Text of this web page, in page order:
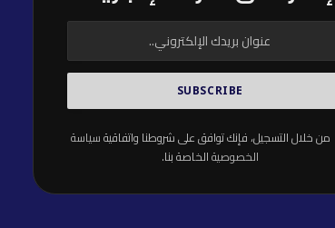
من خلال التسجيل، فإنك توافق على شروطنا واتفاقيةسياسة
الخصوصيةالخاصة بنا.